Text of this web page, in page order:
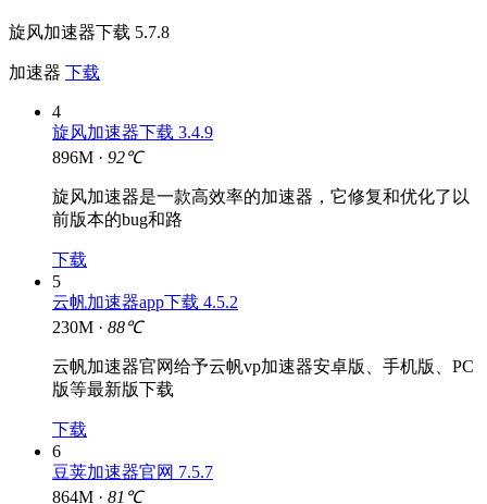
旋风加速器下载 5.7.8
加速器 下载
4
旋风加速器下载 3.4.9
896M · 92℃
旋风加速器是一款高效率的加速器，它修复和优化了以
前版本的bug和路
下载
5
云帆加速器app下载 4.5.2
230M · 88℃
云帆加速器官网给予云帆vp加速器安卓版、手机版、PC
版等最新版下载
下载
6
豆荚加速器官网 7.5.7
864M · 81℃